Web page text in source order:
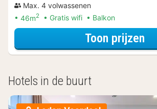
Max. 4 volwassenen
46m2 Gratis wifi Balkon
Toon prijzen
Hotels in de buurt